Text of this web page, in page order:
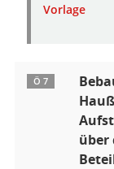
Vorlage
Ö 7
über